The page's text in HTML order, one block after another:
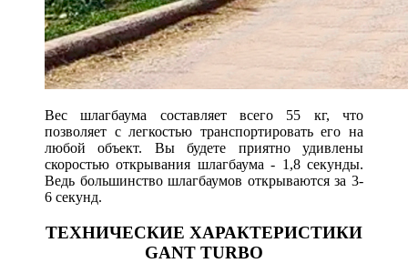
Вес шлагбаума составляет всего 55 кг, что
позволяет с легкостью транспортировать его на
любой объект. Вы будете приятно удивлены
скоростью открывания шлагбаума - 1,8 секунды.
Ведь большинство шлагбаумов открываются за 3-
6 секунд.
ТЕХНИЧЕСКИЕ ХАРАКТЕРИСТИКИ
GANT TURBO